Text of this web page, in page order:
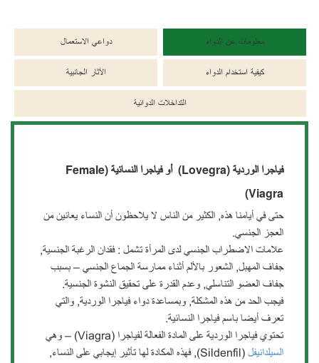
معلومات عن الدواء دواعي الاستعمال
كيفية استخدام الدواء الآثار الجانبية
التداخلات الدوائية
فياجرا الوردية (Lovegra) أو فياجرا النسائية
(Female
Viagra)
حتى في أيامنا هذه, الكثير من الناس لا يلاحظون أن النساء يعانين من
العجز الجنسي.
علامات الاضطراب الجنسي لدى المرأة تشمل : فقدان الرغبة الجنسية,
جفاف المهبل, الشعور بالألم أثناء ممارسة الجماع الجنسي – بسبب
جفاف العضو التناسلي, وعدم القدرة على تحقيق النشوة الجنسية.
فيجب الحد من هذه المشكلة, وبمساعدة دواء فياجرا الوردية, والتي
تعرف أيضا باسم فياجرا النسائية.
تحتوي فياجرا الوردية على المادة الفعالة لفياجرا (Viagra) – وهي
السيلدانيفل
(Sildenfil), فهذه المكادة لها تأثير إيجابي على النساء,